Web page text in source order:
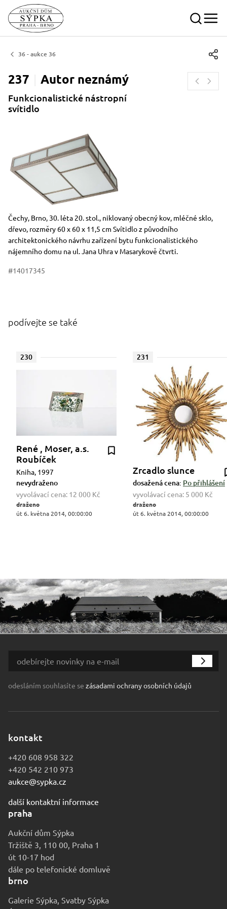
36 - aukce 36
237 Autor neznámý
Funkcionalistické nástropní
svítidlo
Rozměry
Stručný popis předmětu
Čechy, Brno, 30. léta 20. stol., niklovaný obecný kov, mléčné sklo,
dřevo, rozměry 60 x 60 x 11,5 cm Svítidlo z původního
architektonického návrhu zařízení bytu funkcionalistického
nájemního domu na ul. Jana Uhra v Masarykově čtvrti.
#14017345
podívejte se také
230
René , Moser, a.s.
Roubíček
Kniha, 1997
nevydraženo
vyvolávací cena: 12 000 Kč
draženo
út 6. května 2014, 00:00:00
231
Zrcadlo slunce
dosažená cena: Po přihlášení
vyvolávací cena: 5 000 Kč
draženo
út 6. května 2014, 00:00:00
odesláním souhlasíte se zásadami ochrany osobních údajů
kontakt
+420 608 958 322
+420 542 210 973
aukce@sypka.cz
další kontaktní informace
praha
Aukční dům Sýpka
Tržiště 3, 110 00, Praha 1
út 10-17 hod
dále po telefonické domluvě
brno
Galerie Sýpka, Svatby Sýpka